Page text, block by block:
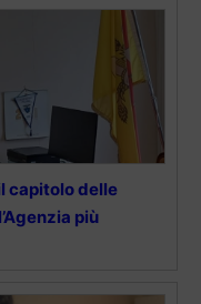
capitolo delle
più